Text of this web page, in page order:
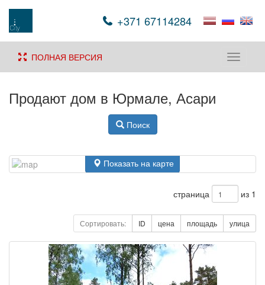
+371 67114284
Toggle
ПОЛНАЯ ВЕРСИЯ
Продают дом в Юрмале, Асари
Поиск
Показать на карте
страница из 1
Сортировать: ID цена площадь улица